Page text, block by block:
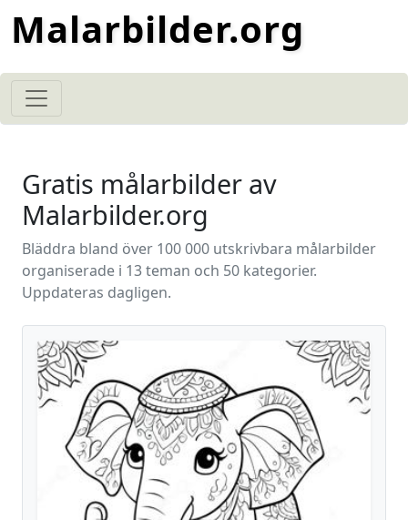
Malarbilder.org
Gratis målarbilder av
Malarbilder.org
Bläddra bland över 100 000 utskrivbara målarbilder
organiserade i 13 teman och 50 kategorier.
Uppdateras dagligen.